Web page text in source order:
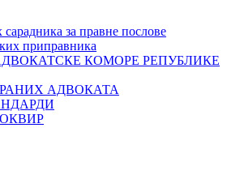
за правне послове
приправника
КОМОРЕ РЕПУБЛИКЕ
АДВОКАТА